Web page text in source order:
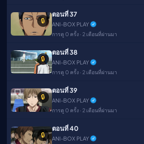
🔒
ตอนที่ 37
ANI-BOX PLAY
การดู 0 ครั้ง · 2 เดือนที่ผ่านมา
🔒
ตอนที่ 38
ANI-BOX PLAY
การดู 0 ครั้ง · 2 เดือนที่ผ่านมา
🔒
ตอนที่ 39
ANI-BOX PLAY
การดู 0 ครั้ง · 2 เดือนที่ผ่านมา
🔒
ตอนที่ 40
ANI-BOX PLAY